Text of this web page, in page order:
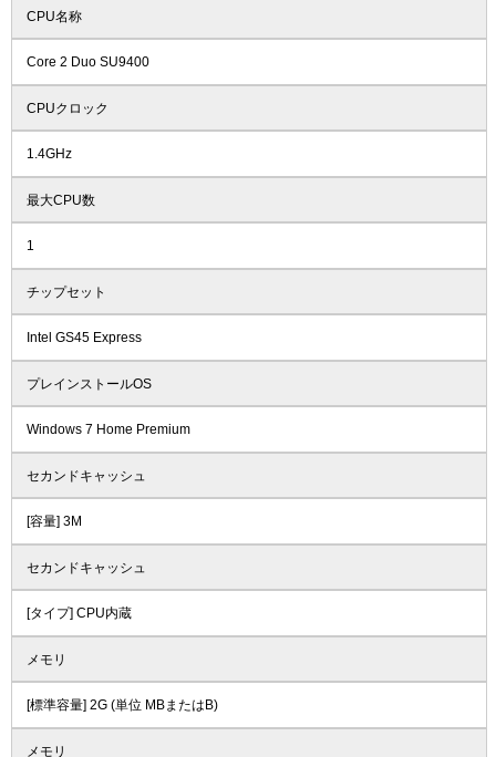
CPU名称
Core 2 Duo SU9400
CPUクロック
1.4GHz
最大CPU数
1
チップセット
Intel GS45 Express
プレインストールOS
Windows 7 Home Premium
セカンドキャッシュ
[容量] 3M
セカンドキャッシュ
[タイプ] CPU内蔵
メモリ
[標準容量] 2G (単位 MBまたはB)
メモリ